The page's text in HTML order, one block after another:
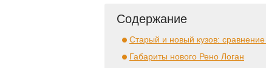
Содержание
Старый и новый кузов: сравнение
Габариты нового Рено Логан